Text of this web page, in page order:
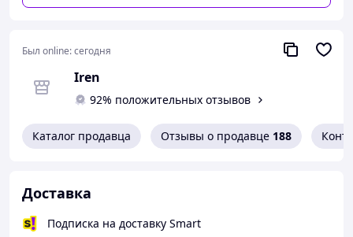
Был online:сегодня
Iren
92% положительных отзывов
Каталог продавца Отзывы о продавце 188
Доставка
Подписка на доставку Smart